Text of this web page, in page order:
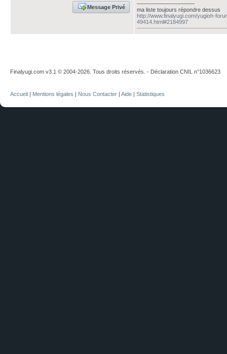
Message Privé
ma liste toujours répondre dessus
http://www.finalyugi.com/yugioh-
49414.html#2184997
Finalyugi.com v3.1 © 2004-2026. Tous droits réservés. - Déclaration CNIL n°1036623
Accueil | Mentions légales | Nous Contacter | Aide | Statistiques